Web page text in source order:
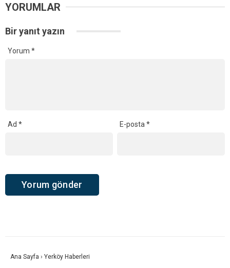
YORUMLAR
Bir yanıt yazın
Yorum *
Ad * E-posta*
Ana Sayfa › Yerköy Haberleri